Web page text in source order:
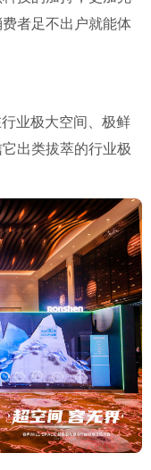
者足不出户就能体
业极大空间、极鲜
出类拔萃的行业极